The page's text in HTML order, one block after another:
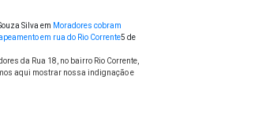
Silva em Moradores cobram
em rua do Rio Corrente5 de
da Rua 18, no bairro Rio Corrente,
aqui mostrar nossa indignação e